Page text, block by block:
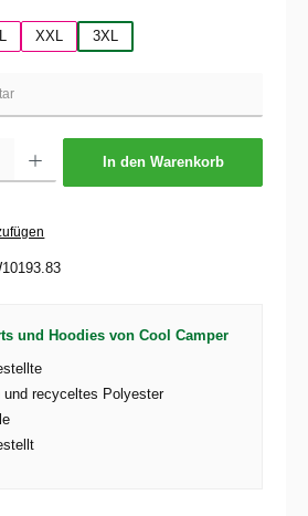
XXL 3XL
In den Warenkorb
und Hoodies von Cool Camper
und recyceltes Polyester